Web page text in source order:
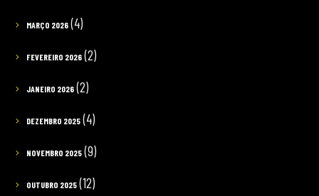
MARÇO 2026(4)
FEVEREIRO 2026(2)
JANEIRO 2026(2)
DEZEMBRO 2025(4)
NOVEMBRO 2025(9)
OUTUBRO 2025(12)